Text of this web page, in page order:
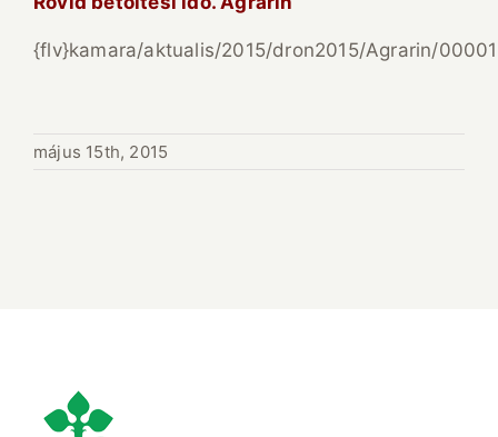
{flv}kamara/aktualis/2015/dron2015/Agrarin/
május 15th, 2015